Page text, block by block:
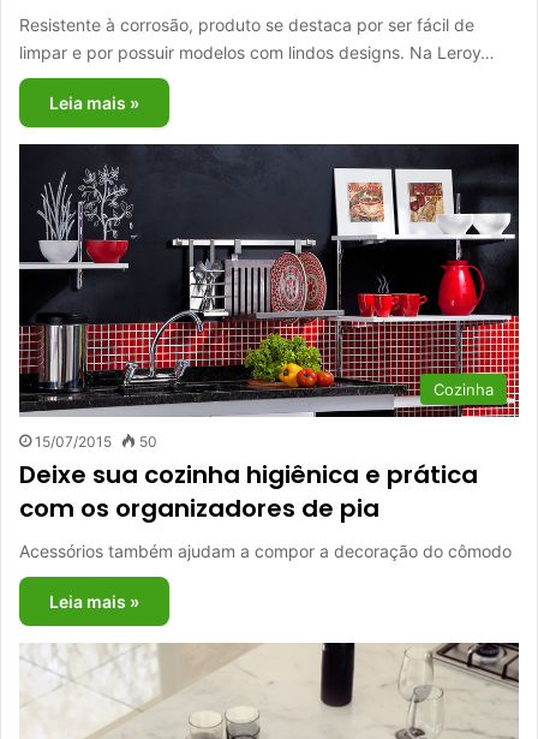
Resistente à corrosão, produto se destaca por ser fácil de
limpar e por possuir modelos com lindos designs. Na Leroy…
Leia mais »
Cozinha
15/07/2015 50
Deixe sua cozinha higiênica e prática
com os organizadores de pia
Acessórios também ajudam a compor a decoração do cômodo
Leia mais »